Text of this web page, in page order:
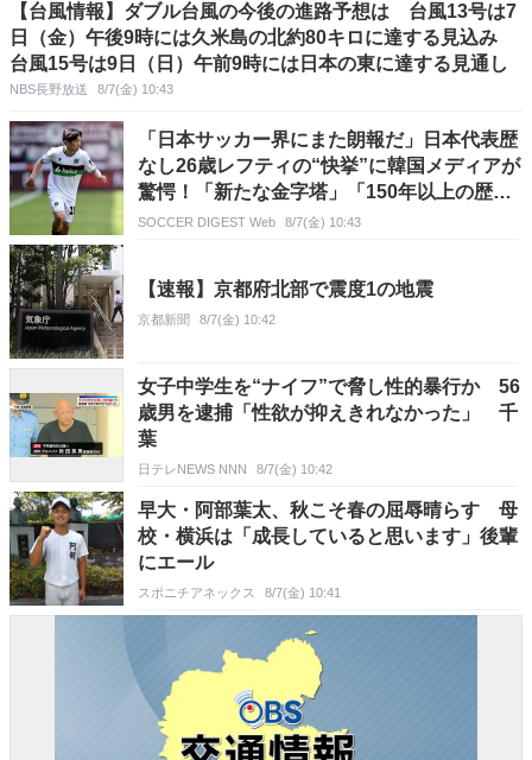
【台風情報】ダブル台風の今後の進路予想は 台風13号は7
日（金）午後9時には久米島の北約80キロに達する見込み
台風15号は9日（日）午前9時には日本の東に達する見通し
NBS長野放送 8/7(金) 10:43
「日本サッカー界にまた朗報だ」日本代表歴
なし26歳レフティの“快挙”に韓国メディアが
驚愕！「新たな金字塔」「150年以上の歴史
で初」
SOCCER DIGEST Web 8/7(金) 10:43
【速報】京都府北部で震度1の地震
京都新聞 8/7(金) 10:42
女子中学生を“ナイフ”で脅し性的暴行か 56
歳男を逮捕「性欲が抑えきれなかった」 千
葉
日テレNEWS NNN 8/7(金) 10:42
早大・阿部葉太、秋こそ春の屈辱晴らす 母
校・横浜は「成長していると思います」後輩
にエール
スポニチアネックス 8/7(金) 10:41